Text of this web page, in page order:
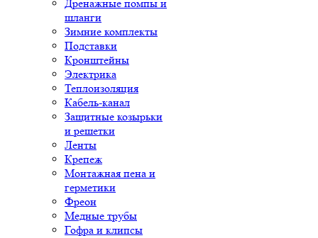
Дренажные помпы и
шланги
Зимние комплекты
Подставки
Кронштейны
Электрика
Теплоизоляция
Кабель-канал
Защитные козырьки
и решетки
Ленты
Крепеж
Монтажная пена и
герметики
Фреон
Медные трубы
Гофра и клипсы